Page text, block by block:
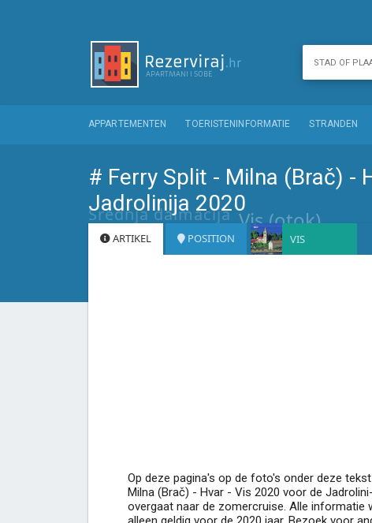
APPARTEMENTEN TOERISTENINFORMATIE STRANDEN
# Ferry Split - Milna (Brač) -
Jadrolinija 2020
Srednja dalmacija Vis (otok)
ARTIKEL POSITION VIS
Op deze pagina's op de foto's onder deze
Milna (Brač) - Hvar - Vis 2020 voor de
overgaat naar de zomercruise. Alle informatie